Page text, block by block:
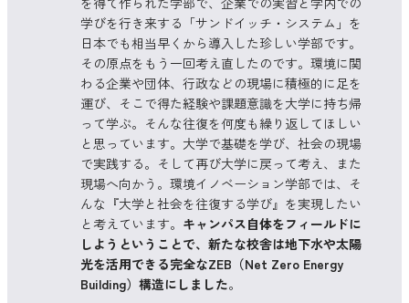
学びを行き来する「サンドイッチ・システム」を
日本でも相当早くから導入した珍しい学部です。
その原点をもう一回考え直したのです。環境に関
わる企業や団体、行政などの現場に積極的に足を
運び、そこで得た経験や課題意識を大学に持ち帰
って学ぶ。そんな往復を何度も繰り返してほしい
と思っています。大学で基礎を学び、社会の現場
で実践する。そして再び大学に戻って考え、また
現場へ向かう。環境イノベーション学部では、そ
んな『大学と社会を往復する学び』を実現したい
と考えています。 キャンパス自体をフィールドに
しようということで、新たな校舎は地下水や太陽
光を活用できる完全なZEB（Net Zero Energy
Building）構造にしました。